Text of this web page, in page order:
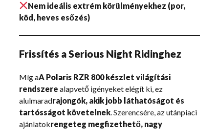
Nem ideális extrém körülményekhez (por,
köd, heves esőzés)
Frissítés a Serious Night Ridinghez
Míg aA Polaris RZR 800 készlet világítási
rendszere alapvető igényeket elégít ki, ez
alulmaradrajongók, akik jobb láthatóságot és
tartósságot követelnek. Szerencsére, az utánpiaci
ajánlatokrengeteg megfizethető, nagy